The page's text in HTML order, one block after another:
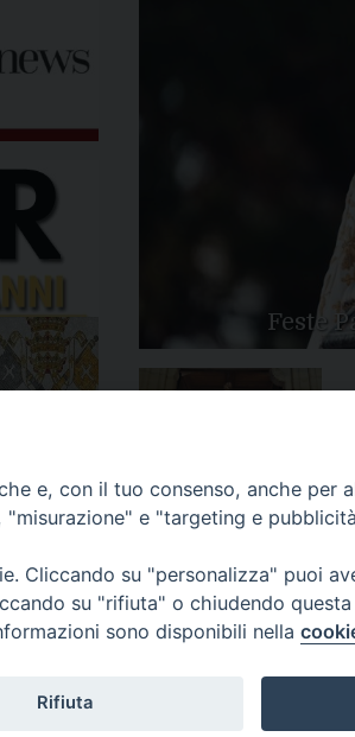
Feste
Apertura Anno Giubilare
2025
e, con il tuo consenso, anche per
e "targeting e
Cliccando su "personalizza" puoi
su "rifiuta" o chiudendo
sono disponibili nella
Rifiuta